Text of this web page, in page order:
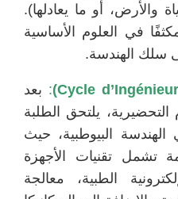
والأرض، أو ما يعادلها).
في العلوم الأساسية
سلك الهندسة.
: بعد
التحضيرية، يلتحق الطلبة
البيوطبية، حيث
تشمل تقنيات الأجهزة
الطبية، معالجة